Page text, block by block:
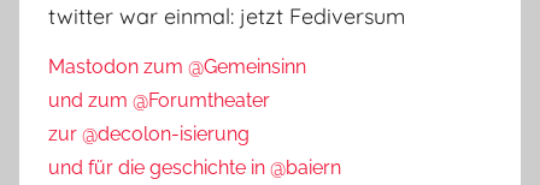
twitter war einmal: jetzt Fediversum
Mastodon zum @Gemeinsinn
und zum @Forumtheater
zur @decolon-isierung
und für die geschichte in @baiern